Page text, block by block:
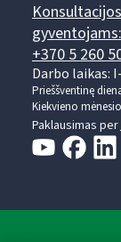
gyventojams:
+370 5 260
Darbo laikas:
Prieššventinę
Kiekvieno
Paklausimas per